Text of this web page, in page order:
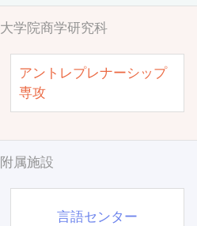
大学院商学研究科
アントレプレナーシップ
専攻
附属施設
言語センター